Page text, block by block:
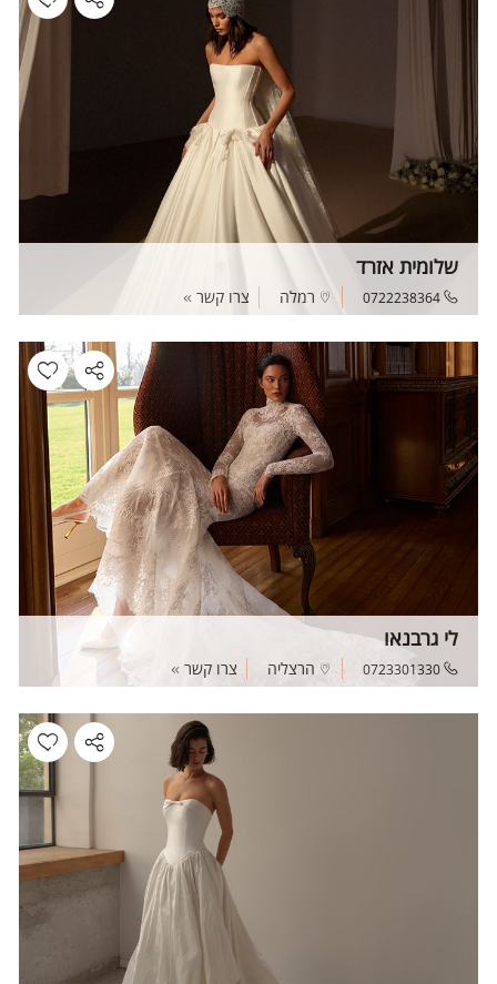
שלומית אזרד
0722238364 רמלה צרו קשר
לי גרבנאו
0723301330 הרצליה צרו קשר